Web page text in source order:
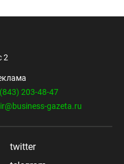
2
203-48-47
gazeta.ru
twitter